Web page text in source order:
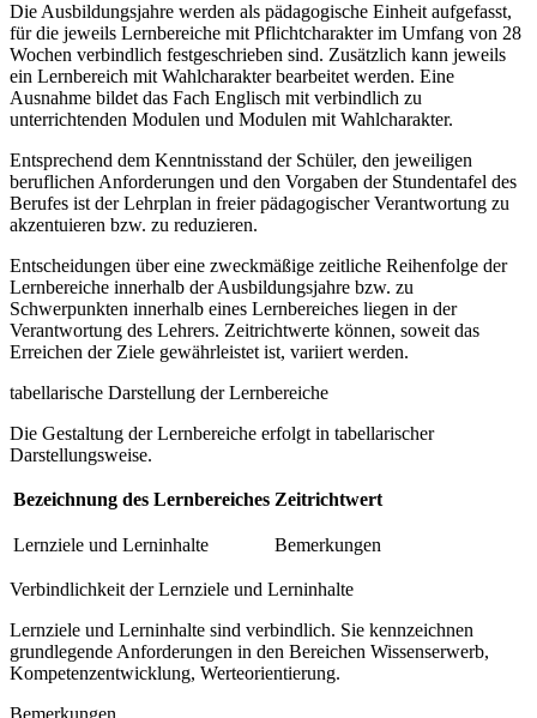
Die Ausbildungsjahre werden als pädagogische Einheit aufgefasst,
für die jeweils Lernbereiche mit Pflichtcharakter im Umfang von 28
Wochen verbindlich festgeschrieben sind. Zusätzlich kann jeweils
ein Lernbereich mit Wahlcharakter bearbeitet werden. Eine
Ausnahme bildet das Fach Englisch mit verbindlich zu
unterrichtenden Modulen und Modulen mit Wahlcharakter.
Entsprechend dem Kenntnisstand der Schüler, den jeweiligen
beruflichen Anforderungen und den Vorgaben der Stundentafel des
Berufes ist der Lehrplan in freier pädagogischer Verantwortung zu
akzentuieren bzw. zu reduzieren.
Entscheidungen über eine zweckmäßige zeitliche Reihenfolge der
Lernbereiche innerhalb der Ausbildungsjahre bzw. zu
Schwerpunkten innerhalb eines Lernbereiches liegen in der
Verantwortung des Lehrers. Zeitrichtwerte können, soweit das
Erreichen der Ziele gewährleistet ist, variiert werden.
tabellarische Darstellung der Lernbereiche
Die Gestaltung der Lernbereiche erfolgt in tabellarischer
Darstellungsweise.
Bezeichnung des Lernbereiches Zeitrichtwert
Lernziele und Lerninhalte Bemerkungen
Verbindlichkeit der Lernziele und Lerninhalte
Lernziele und Lerninhalte sind verbindlich. Sie kennzeichnen
grundlegende Anforderungen in den Bereichen Wissenserwerb,
Kompetenzentwicklung, Werteorientierung.